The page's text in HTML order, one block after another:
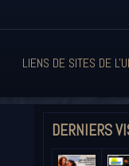
LIENS DE SITES DE
DERNIERS